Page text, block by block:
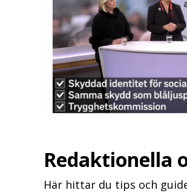
Redaktionella
Här hittar du tips och